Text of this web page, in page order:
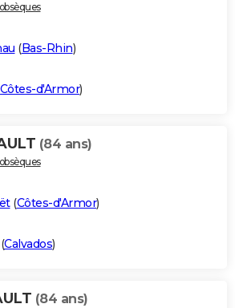
(Bas-Rhin)
Côtes-d'Armor)
(84 ans)
(Côtes-d'Armor)
Calvados)
(84 ans)